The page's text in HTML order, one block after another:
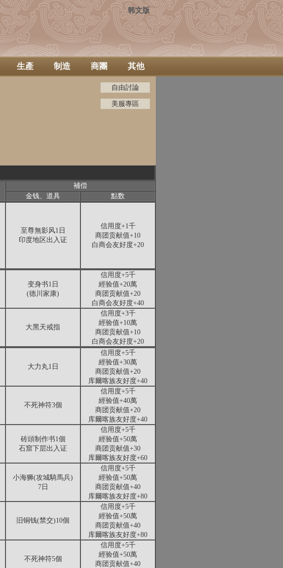
韩文版
生產 制造 商團 其他
自由討論
美服專區
補偿
金钱、道具
點数
至尊無影风1日
印度地区出入证
信用度+1千
商团贡献值+10
白商会友好度+20
变身书1日
(德川家康)
信用度+5千
經验值+20萬
商团贡献值+20
白商会友好度+40
大黑天戒指
信用度+3千
經验值+10萬
商团贡献值+10
白商会友好度+20
大力丸1日
信用度+5千
經验值+30萬
商团贡献值+20
库爾喀族友好度+40
不死神符3個
信用度+5千
經验值+40萬
商团贡献值+20
库爾喀族友好度+40
砖頭制作书1個
石窟下层出入证
信用度+5千
經验值+50萬
商团贡献值+30
库爾喀族友好度+60
小海狮(攻城騎馬兵)
7日
信用度+5千
經验值+50萬
商团贡献值+40
库爾喀族友好度+80
旧铜钱(禁交)10個
信用度+5千
經验值+50萬
商团贡献值+40
库爾喀族友好度+80
不死神符5個
信用度+5千
經验值+50萬
商团贡献值+40